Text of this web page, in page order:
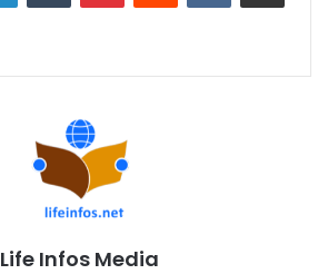
Life Infos Media